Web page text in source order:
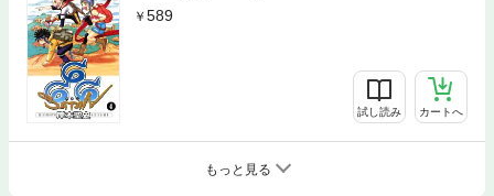
589
試し読み カートへ
もっと見る